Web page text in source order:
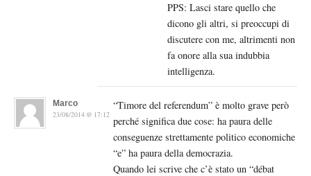
PPS: Lasci stare quello che
dicono gli altri, si preoccupi di
discutere con me, altrimenti non
fa onore alla sua indubbia
intelligenza.
Marco
23/08/2014 @ 17:12
“Timore del referendum” è molto grave però
perché significa due cose: ha paura delle
conseguenze strettamente politico economiche
“e” ha paura della democrazia.
Quando lei scrive che c’è stato un “débat